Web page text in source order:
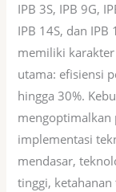
IPB 3S, IPB 9G,
IPB 14S, dan
memiliki karakter
utama: efisiensi
hingga 30%.
mengoptimalkan
implementasi
mendasar,
tinggi,